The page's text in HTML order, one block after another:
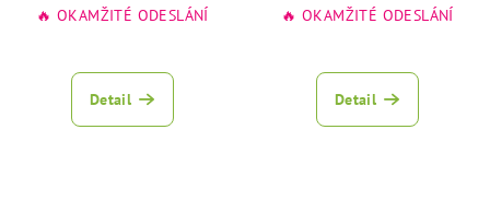
papír
🔥 OKAMŽITÉ ODESLÁNÍ
Detail
oblíbený tisk na
jedlý papír
🔥 OKAMŽITÉ ODESLÁNÍ
Detail